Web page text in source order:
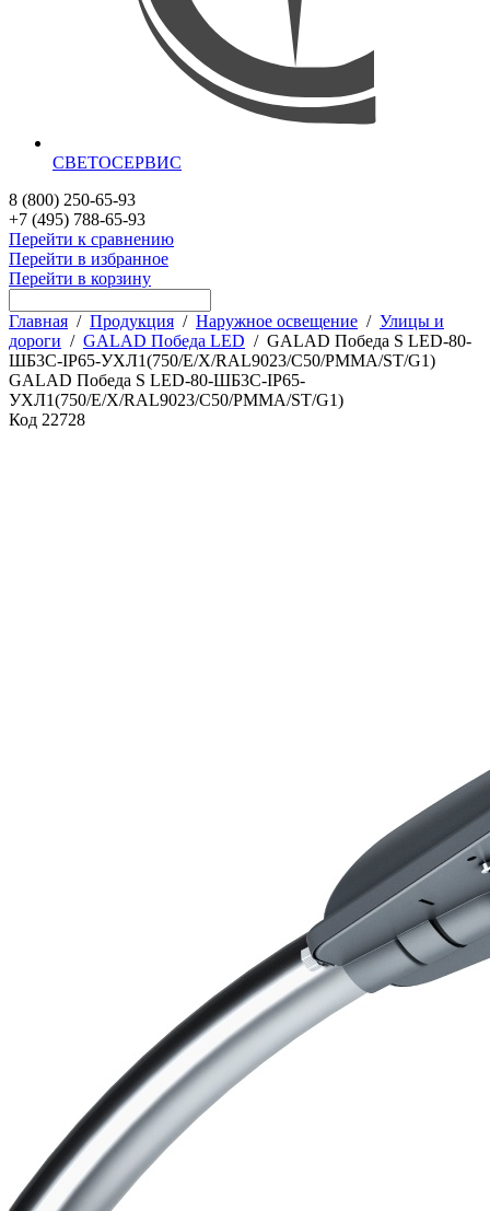
СВЕТОСЕРВИС
8 (800) 250-65-93
+7 (495) 788-65-93
Перейти к сравнению
Перейти в избранное
Перейти в корзину
Главная / Продукция / Наружное освещение / Улицы и
дороги / GALAD Победа LED / GALAD Победа S LED-80-
ШБ3С-IP65-УХЛ1(750/E/X/RAL9023/C50/PMMA/ST/G1)
GALAD Победа S LED-80-ШБ3С-IP65-
УХЛ1(750/E/X/RAL9023/C50/PMMA/ST/G1)
Код 22728